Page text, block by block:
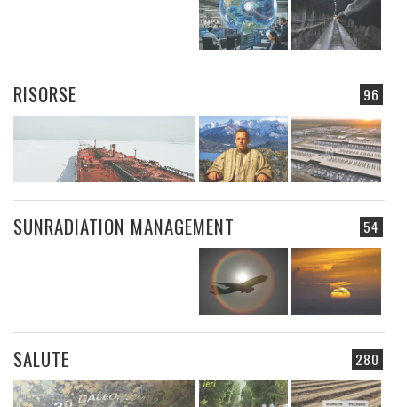
96
RISORSE
54
SUNRADIATION MANAGEMENT
280
SALUTE